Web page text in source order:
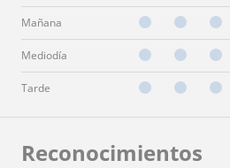
Mañana
Mediodía
Tarde
Reconocimientos